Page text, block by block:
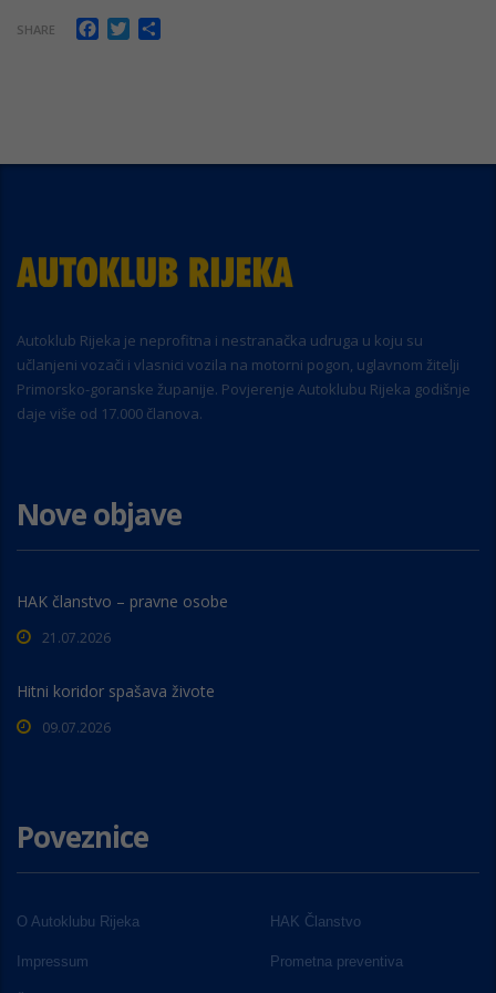
SHARE Facebook
Twitter
Autoklub Rijeka je neprofitna i nestranačka udruga u koju su
učlanjeni vozači i vlasnici vozila na motorni pogon, uglavnom žitelji
Primorsko-goranske županije. Povjerenje Autoklubu Rijeka godišnje
daje više od 17.000 članova.
Nove objave
HAK članstvo – pravne osobe
21.07.2026
Hitni koridor spašava živote
09.07.2026
Poveznice
O Autoklubu Rijeka HAK Članstvo
Impressum Prometna preventiva